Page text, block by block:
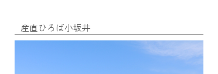
産直ひろば小坂井